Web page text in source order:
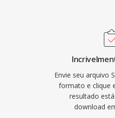
Envie seu arquivo
formato e clique
resultado
download